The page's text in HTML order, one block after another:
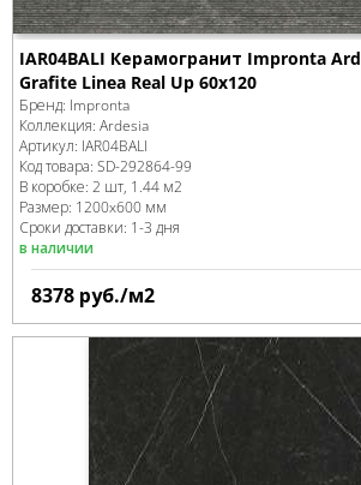
IAR04BALI Керамогранит Impronta
Grafite Linea Real Up 60x120
Бренд: Impronta
Коллекция: Ardesia
Артикул: IAR04BALI
Код товара: SD-292864-99
В коробке: 2 шт, 1.44 м2
Размер: 1200x600 мм
Сроки доставки: 1-3 дня
в наличии
8378 руб./м2